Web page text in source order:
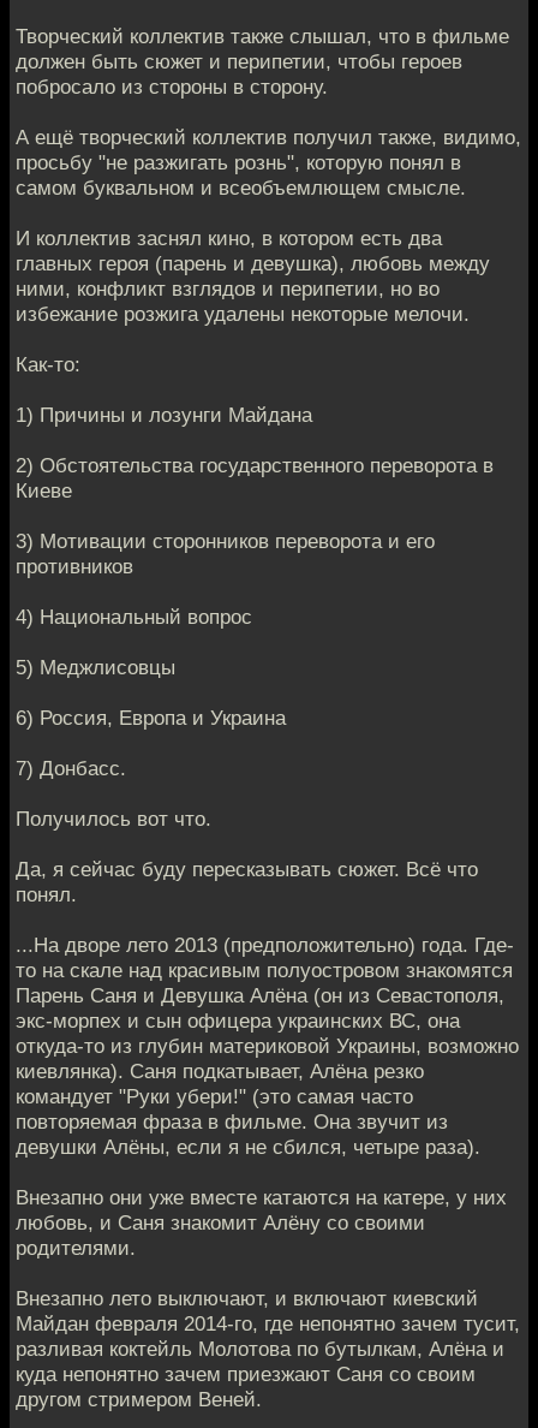
Творческий коллектив также слышал, что в фильме
должен быть сюжет и перипетии, чтобы героев
побросало из стороны в сторону.
А ещё творческий коллектив получил также, видимо,
просьбу "не разжигать рознь", которую понял в
самом буквальном и всеобъемлющем смысле.
И коллектив заснял кино, в котором есть два
главных героя (парень и девушка), любовь между
ними, конфликт взглядов и перипетии, но во
избежание розжига удалены некоторые мелочи.
Как-то:
1) Причины и лозунги Майдана
2) Обстоятельства государственного переворота в
Киеве
3) Мотивации сторонников переворота и его
противников
4) Национальный вопрос
5) Меджлисовцы
6) Россия, Европа и Украина
7) Донбасс.
Получилось вот что.
Да, я сейчас буду пересказывать сюжет. Всё что
понял.
...На дворе лето 2013 (предположительно) года. Где-
то на скале над красивым полуостровом знакомятся
Парень Саня и Девушка Алёна (он из Севастополя,
экс-морпех и сын офицера украинских ВС, она
откуда-то из глубин материковой Украины, возможно
киевлянка). Саня подкатывает, Алёна резко
командует "Руки убери!" (это самая часто
повторяемая фраза в фильме. Она звучит из
девушки Алёны, если я не сбился, четыре раза).
Внезапно они уже вместе катаются на катере, у них
любовь, и Саня знакомит Алёну со своими
родителями.
Внезапно лето выключают, и включают киевский
Майдан февраля 2014-го, где непонятно зачем тусит,
разливая коктейль Молотова по бутылкам, Алёна и
куда непонятно зачем приезжают Саня со своим
другом стримером Веней.